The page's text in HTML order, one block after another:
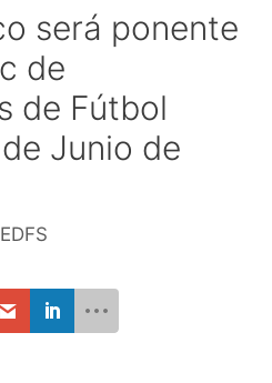
será ponente
de
de Fútbol
Junio de
EDFS